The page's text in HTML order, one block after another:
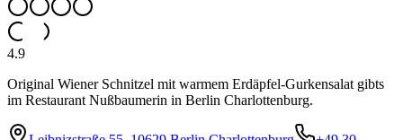
4.9
Original Wiener Schnitzel mit warmem Erdäpfel-Gurkensalat gibts
im Restaurant Nußbaumerin in Berlin Charlottenburg.